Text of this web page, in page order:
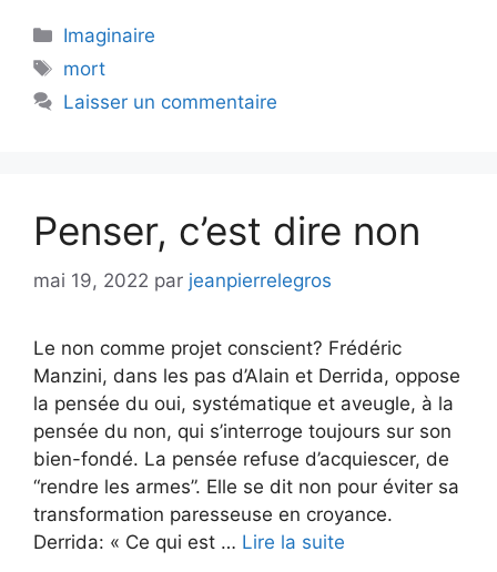
Catégories
Imaginaire
Étiquettes
mort
Laisser un commentaire
Penser, c’est dire non
mai 19, 2022 par jeanpierrelegros
Le non comme projet conscient? Frédéric
Manzini, dans les pas d’Alain et Derrida, oppose
la pensée du oui, systématique et aveugle, à la
pensée du non, qui s’interroge toujours sur son
bien-fondé. La pensée refuse d’acquiescer, de
“rendre les armes”. Elle se dit non pour éviter sa
transformation paresseuse en croyance.
Derrida: « Ce qui est … Lire la suite